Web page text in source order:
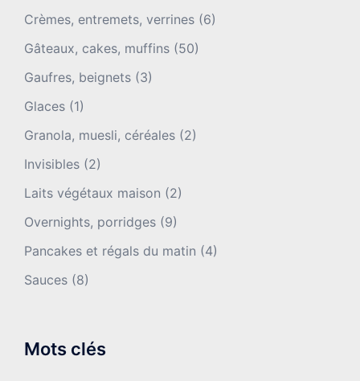
Crèmes, entremets, verrines (6)
Gâteaux, cakes, muffins (50)
Gaufres, beignets (3)
Glaces (1)
Granola, muesli, céréales (2)
Invisibles (2)
Laits végétaux maison (2)
Overnights, porridges (9)
Pancakes et régals du matin (4)
Sauces (8)
Mots clés